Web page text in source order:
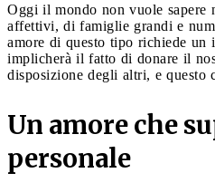
Oggi il mondo non vuole sapere
affettivi, di famiglie grandi e
amore di questo tipo richiede un
implicherà il fatto di donare il
disposizione degli altri, e questo
Un amore che
personale